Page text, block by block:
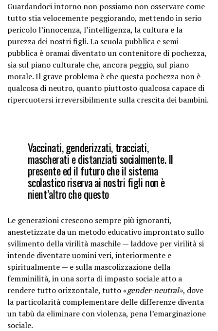
Guardandoci intorno non possiamo non osservare come
tutto stia velocemente peggiorando, mettendo in serio
pericolo l’innocenza, l’intelligenza, la cultura e la
purezza dei nostri figli. La scuola pubblica e semi-
pubblica è oramai diventato un contenitore di pochezza,
sia sul piano culturale che, ancora peggio, sul piano
morale. Il grave problema è che questa pochezza non è
qualcosa di neutro, quanto piuttosto qualcosa capace di
ripercuotersi irreversibilmente sulla crescita dei bambini.
Vaccinati, genderizzati, tracciati,
mascherati e distanziati socialmente. Il
presente ed il futuro che il sistema
scolastico riserva ai nostri figli non è
nient’altro che questo
Le generazioni crescono sempre più ignoranti,
anestetizzate da un metodo educativo improntato sullo
svilimento della virilità maschile — laddove per virilità si
intende diventare uomini veri, interiormente e
spiritualmente — e sulla mascolizzazione della
femminilità, in una sorta di impasto sociale atto a
rendere tutto orizzontale, tutto «gender-neutral», dove
la particolarità complementare delle differenze diventa
un tabù da eliminare con violenza, pena l’emarginazione
sociale.